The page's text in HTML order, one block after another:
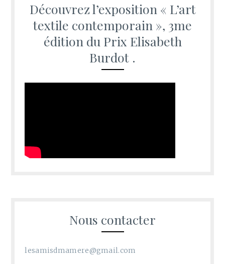
Découvrez l’exposition « L’art
textile contemporain », 3me
édition du Prix Elisabeth
Burdot .
Nous contacter
lesamisdmamere@gmail.com